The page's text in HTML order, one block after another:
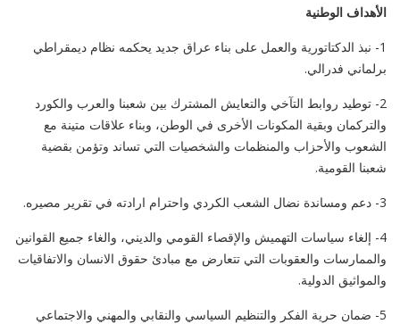
الأهداف الوطنية
1- نبذ الدكتاتورية والعمل على بناء عراق جديد يحكمه نظام ديمقراطي
برلماني فدرالي.
2- توطيد روابط التآخي والتعايش المشترك بين شعبنا والعرب والكورد
والتركمان وبقية المكونات الأخرى في الوطن، وبناء علاقات متينة مع
الشعوب والأحزاب والمنظمات والشخصيات التي تساند وتؤمن بقضية
شعبنا القومية.
3- دعم ومساندة نضال الشعب الكردي واحترام ارادته في تقرير مصيره.
4- إلغاء سياسات التهميش والإقصاء القومي والديني، والغاء جميع القوانين
والممارسات والعقوبات التي تتعارض مع مبادئ حقوق الانسان والاتفاقيات
والمواثيق الدولية.
5- ضمان حرية الفكر والتنظيم السياسي والنقابي والمهني والاجتماعي